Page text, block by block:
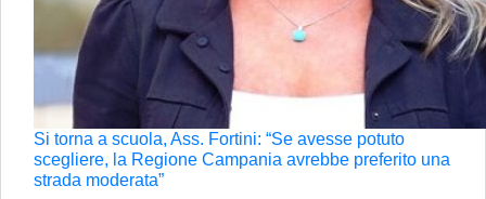
Si torna a scuola, Ass. Fortini: “Se avesse potuto
scegliere, la Regione Campania avrebbe preferito una
strada moderata”